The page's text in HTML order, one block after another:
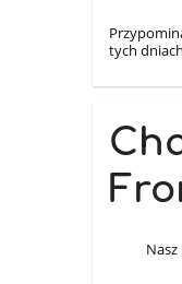
tych